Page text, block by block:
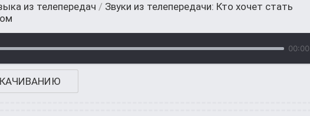
из телепередач / Звуки из телепередачи: Кто хочет стать
00:00